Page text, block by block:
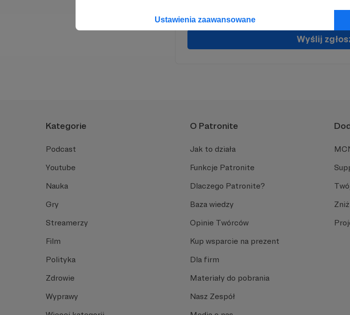
Ustawienia zaawansowane
Gwarantujemy spełnienie wszystkich Twoich praw
danych, tj. prawo dostępu, sprostowania oraz usunięcia
profilowaniu, a także prawo wyrażenia sprzeciwu wobec
Rejestracja dla osób niepełnoletnich możliwa jest po
Wyślij
Kategorie
Podcast
Youtube
Nauka
Gry
Streamerzy
Film
Polityka
Zdrowie
Wyprawy
O Patronite
Jak to działa
Funkcje Patronite
Dlaczego Patronite?
Baza wiedzy
Opinie Twórców
Kup wsparcie na prezent
Dla firm
Materiały do pobrania
Nasz Zespół